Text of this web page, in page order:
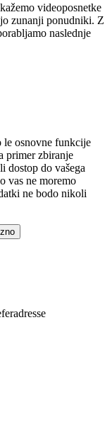
videoposnetke
zunanji ponudniki. Z
naslednje
le osnovne funkcije
primer zbiranje
dostop do vašega
vas ne moremo
ne bodo nikoli